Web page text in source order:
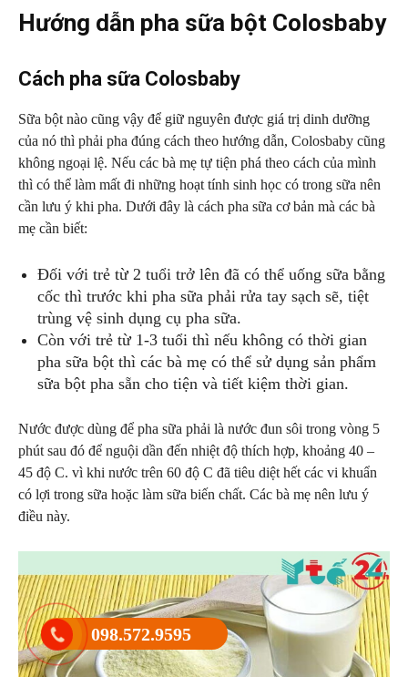
Hướng dẫn pha sữa bột Colosbaby
Cách pha sữa Colosbaby
Sữa bột nào cũng vậy để giữ nguyên được giá trị dinh dưỡng
của nó thì phải pha đúng cách theo hướng dẫn, Colosbaby cũng
không ngoại lệ. Nếu các bà mẹ tự tiện phá theo cách của mình
thì có thể làm mất đi những hoạt tính sinh học có trong sữa nên
cần lưu ý khi pha. Dưới đây là cách pha sữa cơ bản mà các bà
mẹ cần biết:
Đối với trẻ từ 2 tuổi trở lên đã có thể uống sữa bằng
cốc thì trước khi pha sữa phải rửa tay sạch sẽ, tiệt
trùng vệ sinh dụng cụ pha sữa.
Còn với trẻ từ 1-3 tuổi thì nếu không có thời gian
pha sữa bột thì các bà mẹ có thể sử dụng sản phẩm
sữa bột pha sẵn cho tiện và tiết kiệm thời gian.
Nước được dùng để pha sữa phải là nước đun sôi trong vòng 5
phút sau đó để nguội dần đến nhiệt độ thích hợp, khoảng 40 –
45 độ C. vì khi nước trên 60 độ C đã tiêu diệt hết các vi khuẩn
có lợi trong sữa hoặc làm sữa biến chất. Các bà mẹ nên lưu ý
điều này.
098.572.9595